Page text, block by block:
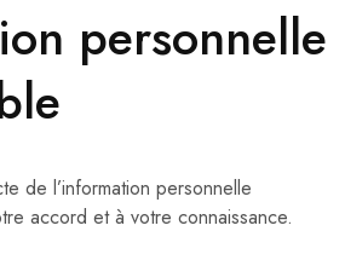
personnelle
de l’information personnelle
accord et à votre connaissance.